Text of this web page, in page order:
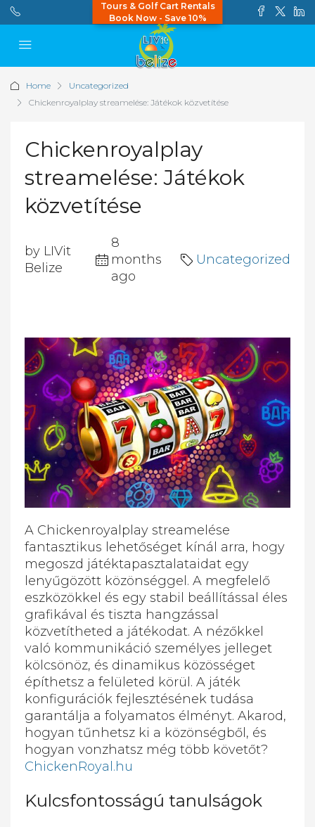
Tours & Golf Cart Rentals
Book Now - Save 10%
Home
Uncategorized
Chickenroyalplay streamelése: Játékok közvetítése
Chickenroyalplay
streamelése: Játékok
közvetítése
by LIVit
Belize
8
months
ago
Uncategorized
A Chickenroyalplay streamelése
fantasztikus lehetőséget kínál arra, hogy
megoszd játéktapasztalataidat egy
lenyűgözött közönséggel. A megfelelő
eszközökkel és egy stabil beállítással éles
grafikával és tiszta hangzással
közvetítheted a játékodat. A nézőkkel
való kommunikáció személyes jelleget
kölcsönöz, és dinamikus közösséget
építhetsz a felületed körül. A játék
konfigurációk fejlesztésének tudása
garantálja a folyamatos élményt. Akarod,
hogyan tűnhetsz ki a közönségből, és
hogyan vonzhatsz még több követőt?
ChickenRoyal.hu
Kulcsfontosságú tanulságok